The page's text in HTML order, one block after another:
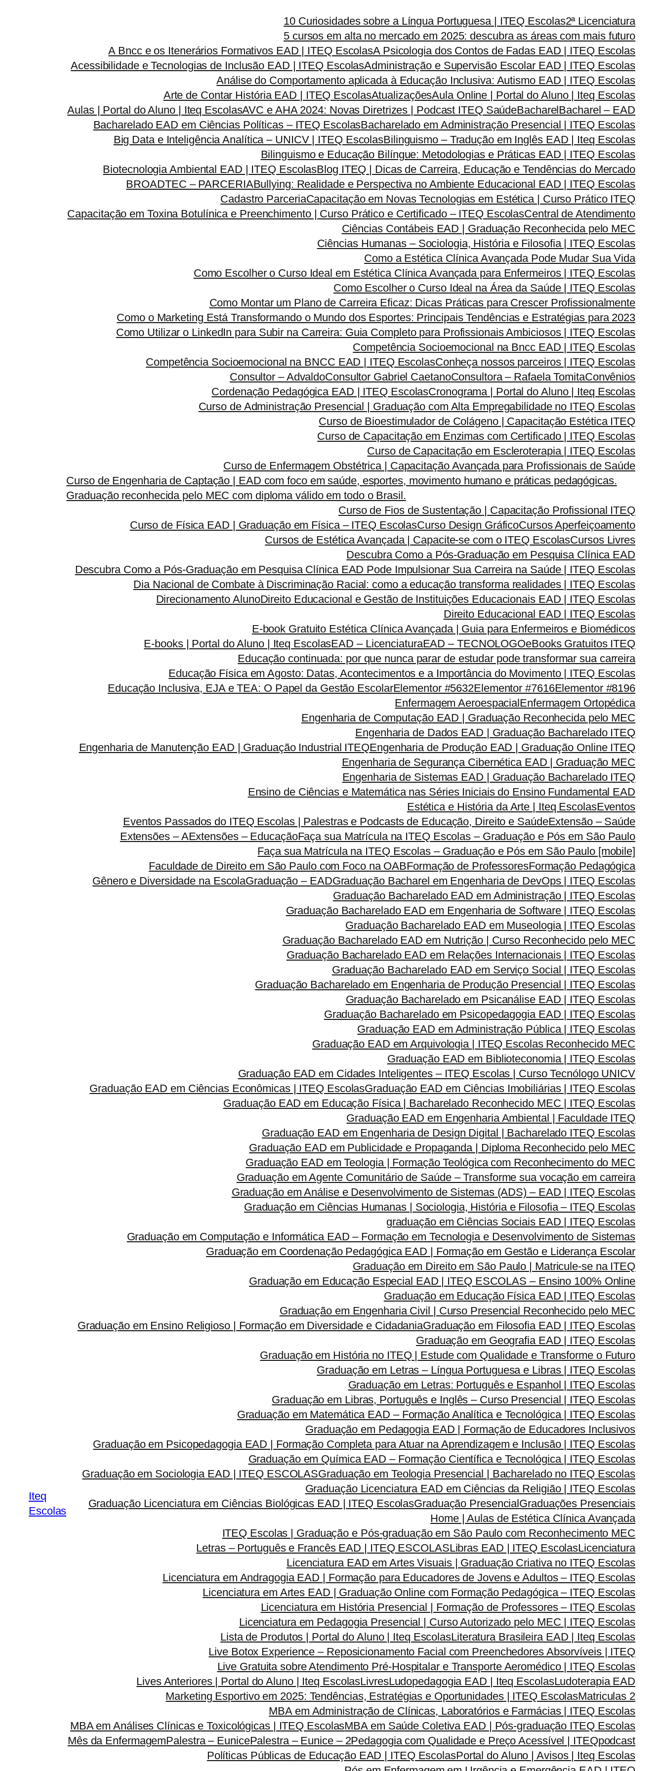
Iteq
Escolas
10 Curiosidades sobre a Língua Portuguesa | ITEQ Escolas2ª Licenciatura
5 cursos em alta no mercado em 2025: descubra as áreas com mais futuro
A Bncc e os Itenerários Formativos EAD | ITEQ EscolasA Psicologia dos Contos de Fadas EAD | ITEQ Escolas
Acessibilidade e Tecnologias de Inclusão EAD | ITEQ EscolasAdministração e Supervisão Escolar EAD | ITEQ Escolas
Análise do Comportamento aplicada à Educação Inclusiva: Autismo EAD | ITEQ Escolas
Arte de Contar História EAD | ITEQ EscolasAtualizaçõesAula Online | Portal do Aluno | Iteq Escolas
Aulas | Portal do Aluno | Iteq EscolasAVC e AHA 2024: Novas Diretrizes | Podcast ITEQ SaúdeBacharelBacharel – EAD
Bacharelado EAD em Ciências Políticas – ITEQ EscolasBacharelado em Administração Presencial | ITEQ Escolas
Big Data e Inteligência Analítica – UNICV | ITEQ EscolasBilinguismo – Tradução em Inglês EAD | Iteq Escolas
Bilinguismo e Educação Bilíngue: Metodologias e Práticas EAD | ITEQ Escolas
Biotecnologia Ambiental EAD | ITEQ EscolasBlog ITEQ | Dicas de Carreira, Educação e Tendências do Mercado
BROADTEC – PARCERIABullying: Realidade e Perspectiva no Ambiente Educacional EAD | ITEQ Escolas
Cadastro ParceriaCapacitação em Novas Tecnologias em Estética | Curso Prático ITEQ
Capacitação em Toxina Botulínica e Preenchimento | Curso Prático e Certificado – ITEQ EscolasCentral de Atendimento
Ciências Contábeis EAD | Graduação Reconhecida pelo MEC
Ciências Humanas – Sociologia, História e Filosofia | ITEQ Escolas
Como a Estética Clínica Avançada Pode Mudar Sua Vida
Como Escolher o Curso Ideal em Estética Clínica Avançada para Enfermeiros | ITEQ Escolas
Como Escolher o Curso Ideal na Área da Saúde | ITEQ Escolas
Como Montar um Plano de Carreira Eficaz: Dicas Práticas para Crescer Profissionalmente
Como o Marketing Está Transformando o Mundo dos Esportes: Principais Tendências e Estratégias para 2023
Como Utilizar o LinkedIn para Subir na Carreira: Guia Completo para Profissionais Ambiciosos | ITEQ Escolas
Competência Socioemocional na Bncc EAD | ITEQ Escolas
Competência Socioemocional na BNCC EAD | ITEQ EscolasConheça nossos parceiros | ITEQ Escolas
Consultor – AdvaldoConsultor Gabriel CaetanoConsultora – Rafaela TomitaConvênios
Cordenação Pedagógica EAD | ITEQ EscolasCronograma | Portal do Aluno | Iteq Escolas
Curso de Administração Presencial | Graduação com Alta Empregabilidade no ITEQ Escolas
Curso de Bioestimulador de Colágeno | Capacitação Estética ITEQ
Curso de Capacitação em Enzimas com Certificado | ITEQ Escolas
Curso de Capacitação em Escleroterapia | ITEQ Escolas
Curso de Enfermagem Obstétrica | Capacitação Avançada para Profissionais de Saúde
Curso de Engenharia de Captação | EAD com foco em saúde, esportes, movimento humano e práticas pedagógicas.
Graduação reconhecida pelo MEC com diploma válido em todo o Brasil.
Curso de Fios de Sustentação | Capacitação Profissional ITEQ
Curso de Física EAD | Graduação em Física – ITEQ EscolasCurso Design GráficoCursos Aperfeiçoamento
Cursos de Estética Avançada | Capacite-se com o ITEQ EscolasCursos Livres
Descubra Como a Pós-Graduação em Pesquisa Clínica EAD
Descubra Como a Pós-Graduação em Pesquisa Clínica EAD Pode Impulsionar Sua Carreira na Saúde | ITEQ Escolas
Dia Nacional de Combate à Discriminação Racial: como a educação transforma realidades | ITEQ Escolas
Direcionamento AlunoDireito Educacional e Gestão de Instituições Educacionais EAD | ITEQ Escolas
Direito Educacional EAD | ITEQ Escolas
E-book Gratuito Estética Clínica Avançada | Guia para Enfermeiros e Biomédicos
E-books | Portal do Aluno | Iteq EscolasEAD – LicenciaturaEAD – TECNOLOGOeBooks Gratuitos ITEQ
Educação continuada: por que nunca parar de estudar pode transformar sua carreira
Educação Física em Agosto: Datas, Acontecimentos e a Importância do Movimento | ITEQ Escolas
Educação Inclusiva, EJA e TEA: O Papel da Gestão EscolarElementor #5632Elementor #7616Elementor #8196
Enfermagem AeroespacialEnfermagem Ortopédica
Engenharia de Computação EAD | Graduação Reconhecida pelo MEC
Engenharia de Dados EAD | Graduação Bacharelado ITEQ
Engenharia de Manutenção EAD | Graduação Industrial ITEQEngenharia de Produção EAD | Graduação Online ITEQ
Engenharia de Segurança Cibernética EAD | Graduação MEC
Engenharia de Sistemas EAD | Graduação Bacharelado ITEQ
Ensino de Ciências e Matemática nas Séries Iniciais do Ensino Fundamental EAD
Estética e História da Arte | Iteq EscolasEventos
Eventos Passados do ITEQ Escolas | Palestras e Podcasts de Educação, Direito e SaúdeExtensão – Saúde
Extensões – AExtensões – EducaçãoFaça sua Matrícula na ITEQ Escolas – Graduação e Pós em São Paulo
Faça sua Matrícula na ITEQ Escolas – Graduação e Pós em São Paulo [mobile]
Faculdade de Direito em São Paulo com Foco na OABFormação de ProfessoresFormação Pedagógica
Gênero e Diversidade na EscolaGraduação – EADGraduação Bacharel em Engenharia de DevOps | ITEQ Escolas
Graduação Bacharelado EAD em Administração | ITEQ Escolas
Graduação Bacharelado EAD em Engenharia de Software | ITEQ Escolas
Graduação Bacharelado EAD em Museologia | ITEQ Escolas
Graduação Bacharelado EAD em Nutrição | Curso Reconhecido pelo MEC
Graduação Bacharelado EAD em Relações Internacionais | ITEQ Escolas
Graduação Bacharelado EAD em Serviço Social | ITEQ Escolas
Graduação Bacharelado em Engenharia de Produção Presencial | ITEQ Escolas
Graduação Bacharelado em Psicanálise EAD | ITEQ Escolas
Graduação Bacharelado em Psicopedagogia EAD | ITEQ Escolas
Graduação EAD em Administração Pública | ITEQ Escolas
Graduação EAD em Arquivologia | ITEQ Escolas Reconhecido MEC
Graduação EAD em Biblioteconomia | ITEQ Escolas
Graduação EAD em Cidades Inteligentes – ITEQ Escolas | Curso Tecnólogo UNICV
Graduação EAD em Ciências Econômicas | ITEQ EscolasGraduação EAD em Ciências Imobiliárias | ITEQ Escolas
Graduação EAD em Educação Física | Bacharelado Reconhecido MEC | ITEQ Escolas
Graduação EAD em Engenharia Ambiental | Faculdade ITEQ
Graduação EAD em Engenharia de Design Digital | Bacharelado ITEQ Escolas
Graduação EAD em Publicidade e Propaganda | Diploma Reconhecido pelo MEC
Graduação EAD em Teologia | Formação Teológica com Reconhecimento do MEC
Graduação em Agente Comunitário de Saúde – Transforme sua vocação em carreira
Graduação em Análise e Desenvolvimento de Sistemas (ADS) – EAD | ITEQ Escolas
Graduação em Ciências Humanas | Sociologia, História e Filosofia – ITEQ Escolas
graduação em Ciências Sociais EAD | ITEQ Escolas
Graduação em Computação e Informática EAD – Formação em Tecnologia e Desenvolvimento de Sistemas
Graduação em Coordenação Pedagógica EAD | Formação em Gestão e Liderança Escolar
Graduação em Direito em São Paulo | Matricule-se na ITEQ
Graduação em Educação Especial EAD | ITEQ ESCOLAS – Ensino 100% Online
Graduação em Educação Física EAD | ITEQ Escolas
Graduação em Engenharia Civil | Curso Presencial Reconhecido pelo MEC
Graduação em Ensino Religioso | Formação em Diversidade e CidadaniaGraduação em Filosofia EAD | ITEQ Escolas
Graduação em Geografia EAD | ITEQ Escolas
Graduação em História no ITEQ | Estude com Qualidade e Transforme o Futuro
Graduação em Letras – Língua Portuguesa e Libras | ITEQ Escolas
Graduação em Letras: Português e Espanhol | ITEQ Escolas
Graduação em Libras, Português e Inglês – Curso Presencial | ITEQ Escolas
Graduação em Matemática EAD – Formação Analítica e Tecnológica | ITEQ Escolas
Graduação em Pedagogia EAD | Formação de Educadores Inclusivos
Graduação em Psicopedagogia EAD | Formação Completa para Atuar na Aprendizagem e Inclusão | ITEQ Escolas
Graduação em Química EAD – Formação Científica e Tecnológica | ITEQ Escolas
Graduação em Sociologia EAD | ITEQ ESCOLASGraduação em Teologia Presencial | Bacharelado no ITEQ Escolas
Graduação Licenciatura EAD em Ciências da Religião | ITEQ Escolas
Graduação Licenciatura em Ciências Biológicas EAD | ITEQ EscolasGraduação PresencialGraduações Presenciais
Home | Aulas de Estética Clínica Avançada
ITEQ Escolas | Graduação e Pós-graduação em São Paulo com Reconhecimento MEC
Letras – Português e Francês EAD | ITEQ ESCOLASLibras EAD | ITEQ EscolasLicenciatura
Licenciatura EAD em Artes Visuais | Graduação Criativa no ITEQ Escolas
Licenciatura em Andragogia EAD | Formação para Educadores de Jovens e Adultos – ITEQ Escolas
Licenciatura em Artes EAD | Graduação Online com Formação Pedagógica – ITEQ Escolas
Licenciatura em História Presencial | Formação de Professores – ITEQ Escolas
Licenciatura em Pedagogia Presencial | Curso Autorizado pelo MEC | ITEQ Escolas
Lista de Produtos | Portal do Aluno | Iteq EscolasLiteratura Brasileira EAD | Iteq Escolas
Live Botox Experience – Reposicionamento Facial com Preenchedores Absorvíveis | ITEQ
Live Gratuita sobre Atendimento Pré-Hospitalar e Transporte Aeromédico | ITEQ Escolas
Lives Anteriores | Portal do Aluno | Iteq EscolasLivresLudopedagogia EAD | Iteq EscolasLudoterapia EAD
Marketing Esportivo em 2025: Tendências, Estratégias e Oportunidades | ITEQ EscolasMatriculas 2
MBA em Administração de Clínicas, Laboratórios e Farmácias | ITEQ Escolas
MBA em Análises Clínicas e Toxicológicas | ITEQ EscolasMBA em Saúde Coletiva EAD | Pós-graduação ITEQ Escolas
Mês da EnfermagemPalestra – EunicePalestra – Eunice – 2Pedagogia com Qualidade e Preço Acessível | ITEQpodcast
Políticas Públicas de Educação EAD | ITEQ EscolasPortal do Aluno | Avisos | Iteq Escolas